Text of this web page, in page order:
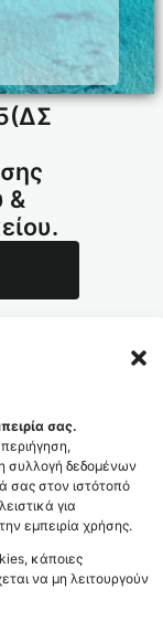
σας.
συλλογή δεδομένων
σας στον ιστότοπό
για
εμπειρία χρήσης.
κάποιες
να μη λειτουργούν
&